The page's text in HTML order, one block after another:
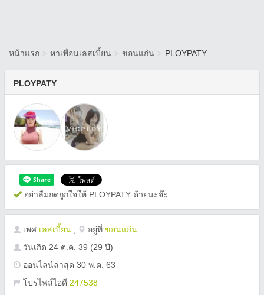
หน้าแรก > หาเพื่อนเลสเบี้ยน > ขอนแก่น > PLOYPATY
PLOYPATY
อย่าลืมกดถูกใจให้ PLOYPATY ด้วยนะจ๊ะ
เพศ เลสเบี้ยน อยู่ที่ ขอนแก่น
วันเกิด 24 ต.ค. 39 (29 ปี)
ออนไลน์ล่าสุด 30 พ.ค. 63
โปรไฟล์ไอดี 247538